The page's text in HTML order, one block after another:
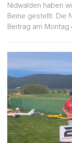
Nidwalden haben
Beine gestellt. Die
Beitrag am Montag